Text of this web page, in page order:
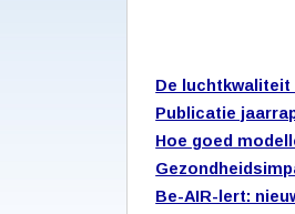
De luchtkwaliteit
Publicatie
Hoe goed
Be-AIR-lert: